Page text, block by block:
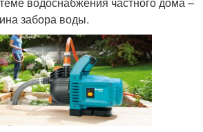
забора воды.